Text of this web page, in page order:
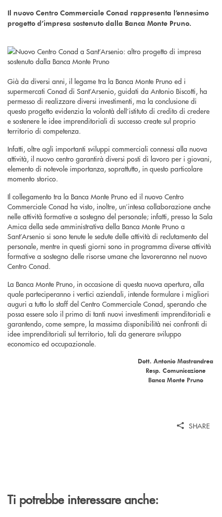
Il nuovo Centro Commerciale Conad rappresenta l’ennesimo
progetto d’impresa sostenuto dalla Banca Monte Pruno.
Già da diversi anni, il legame tra la Banca Monte Pruno ed i
supermercati Conad di Sant’Arsenio, guidati da Antonio Biscotti, ha
permesso di realizzare diversi investimenti, ma la conclusione di
questo progetto evidenzia la volontà dell’istituto di credito di credere
e sostenere le idee imprenditoriali di successo create sul proprio
territorio di competenza.
Infatti, oltre agli importanti sviluppi commerciali connessi alla nuova
attività, il nuovo centro garantirà diversi posti di lavoro per i giovani,
elemento di notevole importanza, soprattutto, in questo particolare
momento storico.
Il collegamento tra la Banca Monte Pruno ed il nuovo Centro
Commerciale Conad ha visto, inoltre, un’intesa collaborazione anche
nelle attività formative a sostegno del personale; infatti, presso la Sala
Amica della sede amministrativa della Banca Monte Pruno a
Sant’Arsenio si sono tenute le sedute delle attività di reclutamento del
personale, mentre in questi giorni sono in programma diverse attività
formative a sostegno delle risorse umane che lavoreranno nel nuovo
Centro Conad.
La Banca Monte Pruno, in occasione di questa nuova apertura, alla
quale parteciperanno i vertici aziendali, intende formulare i migliori
auguri a tutto lo staff del Centro Commerciale Conad, sperando che
possa essere solo il primo di tanti nuovi investimenti imprenditoriali e
garantendo, come sempre, la massima disponibilità nei confronti di
idee imprenditoriali sul territorio, tali da generare sviluppo
economico ed occupazionale.
Dott. Antonio Mastrandrea
Resp. Comunicazione
Banca Monte Pruno
SHARE
Ti potrebbe interessare anche: